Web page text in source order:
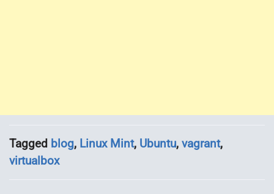
Tagged blog, Linux Mint, Ubuntu, vagrant,
virtualbox